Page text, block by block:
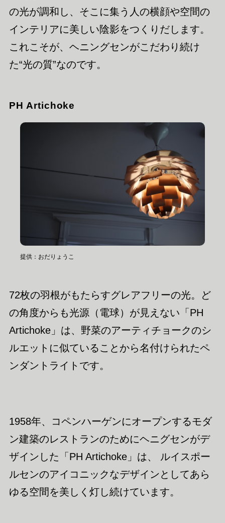
の光が調和し、そこに集う人の横顔や空間の
インテリアに美しい陰影をつくりだします。
これこそが、ヘニングセンがこだわり続け
た“光の質”なのです。
PH Artichoke
提供：おだりょうこ
72枚の羽根がもたらすグレアフリーの光。ど
の角度からも光源（電球）が見えない「PH
Artichoke」は、野菜のアーティチョークのシ
ルエットに似ていることから名付けられたペ
ンダントライトです。
1958年、コペンハーゲンにオープンするモダ
ン建築のレストランのためにヘニグセンがデ
ザインした「PH Artichoke」は、 ルイスポー
ルセンのアイコニックなデザインとしてあら
ゆる空間を美しく灯し続けています。